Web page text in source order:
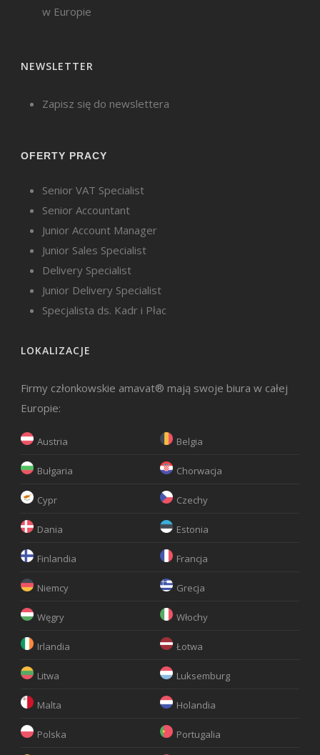
w Europie
NEWSLETTER
Zapisz się do newslettera
OFERTY PRACY
Senior VAT Specialist
Senior Accountant
Junior Account Manager
Junior Sales Specialist
Delivery Specialist
Junior Delivery Specialist
Specjalista ds. Kadr i Płac
LOKALIZACJE
Firmy członkowskie amavat® mają swoje biura w całej
Europie:
Austria Belgia
Bułgaria Chorwacja
Cypr Czechy
Dania Estonia
Finlandia Francja
Niemcy Grecja
Węgry Włochy
Irlandia Łotwa
Litwa Luksemburg
Malta Holandia
Polska Portugalia